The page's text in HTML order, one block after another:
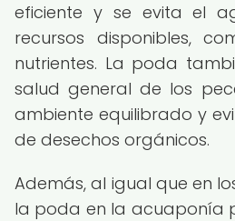
eficiente y se evita el
recursos disponibles,
nutrientes. La poda
salud general de los
ambiente equilibrado y
de desechos orgánicos.
Además, al igual que en
la poda en la acuaponía